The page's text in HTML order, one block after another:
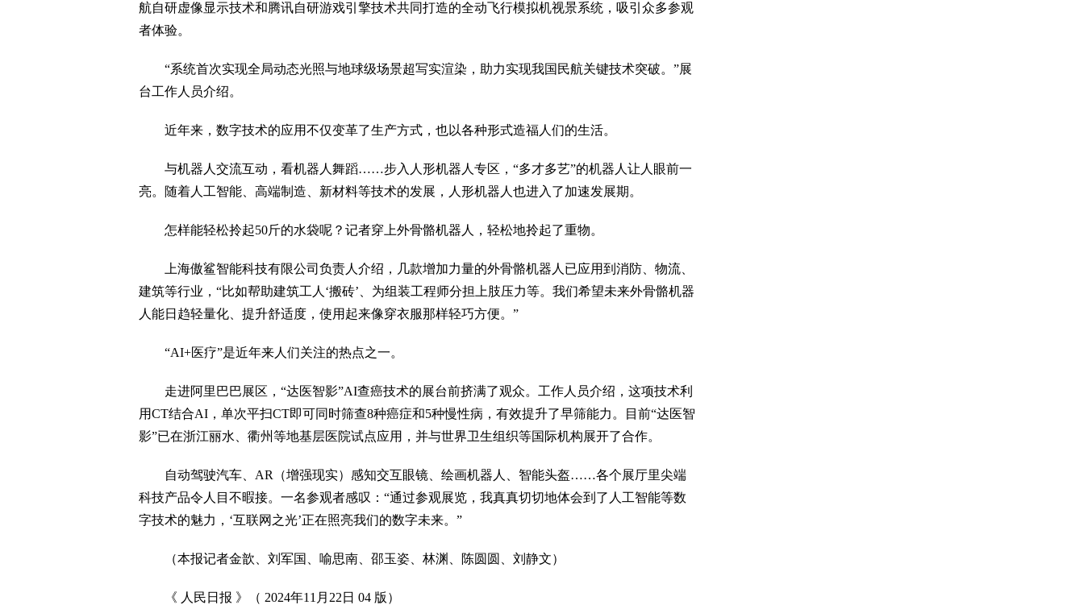
航自研虚像显示技术和腾讯自研游戏引擎技术共同打造的全动飞行模拟机视景系统，吸引众多参观
者体验。
“系统首次实现全局动态光照与地球级场景超写实渲染，助力实现我国民航关键技术突破。”展
台工作人员介绍。
近年来，数字技术的应用不仅变革了生产方式，也以各种形式造福人们的生活。
与机器人交流互动，看机器人舞蹈……步入人形机器人专区，“多才多艺”的机器人让人眼前一
亮。随着人工智能、高端制造、新材料等技术的发展，人形机器人也进入了加速发展期。
怎样能轻松拎起50斤的水袋呢？记者穿上外骨骼机器人，轻松地拎起了重物。
上海傲鲨智能科技有限公司负责人介绍，几款增加力量的外骨骼机器人已应用到消防、物流、
建筑等行业，“比如帮助建筑工人‘搬砖’、为组装工程师分担上肢压力等。我们希望未来外骨骼机器
人能日趋轻量化、提升舒适度，使用起来像穿衣服那样轻巧方便。”
“AI+医疗”是近年来人们关注的热点之一。
走进阿里巴巴展区，“达医智影”AI查癌技术的展台前挤满了观众。工作人员介绍，这项技术利
用CT结合AI，单次平扫CT即可同时筛查8种癌症和5种慢性病，有效提升了早筛能力。目前“达医智
影”已在浙江丽水、衢州等地基层医院试点应用，并与世界卫生组织等国际机构展开了合作。
自动驾驶汽车、AR（增强现实）感知交互眼镜、绘画机器人、智能头盔……各个展厅里尖端
科技产品令人目不暇接。一名参观者感叹：“通过参观展览，我真真切切地体会到了人工智能等数
字技术的魅力，‘互联网之光’正在照亮我们的数字未来。”
（本报记者金歆、刘军国、喻思南、邵玉姿、林渊、陈圆圆、刘静文）
《 人民日报 》（ 2024年11月22日 04 版）